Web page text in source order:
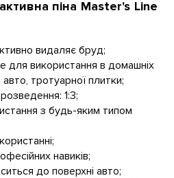
піна Master's Line
видаляє бруд;
для використання в домашніх
тротуарної плитки;
1:3;
з будь-яким типом
навиків;
до поверхні авто;